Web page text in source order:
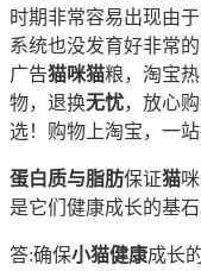
时期非常容易出现由
系统也没发育好非常的
广告猫咪猫粮，淘宝
物，退换无忧，放心
选！购物上淘宝，一站
蛋白质与脂肪保证猫
是它们健康成长的基石
答:确保小猫健康成长